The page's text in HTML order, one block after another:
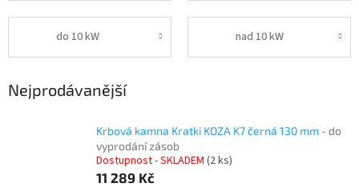
do 10 kW nad 10 kW
Nejprodávanější
Krbová kamna Kratki KOZA K7 černá 130 mm - do
vyprodání zásob
Dostupnost - SKLADEM (2 ks)
11 289 Kč